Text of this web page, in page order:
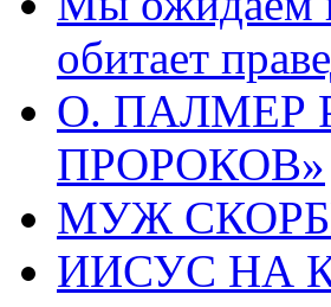
обитает
О. ПАЛМЕР
ПРОРОКОВ»
МУЖ
ИИСУС НА